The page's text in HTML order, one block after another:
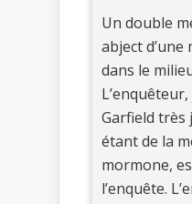
Un double
abject d’une
dans le
Garfield très
étant de la
mormone,
l’enquête.